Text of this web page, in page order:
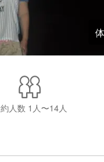
人数 1人〜14人